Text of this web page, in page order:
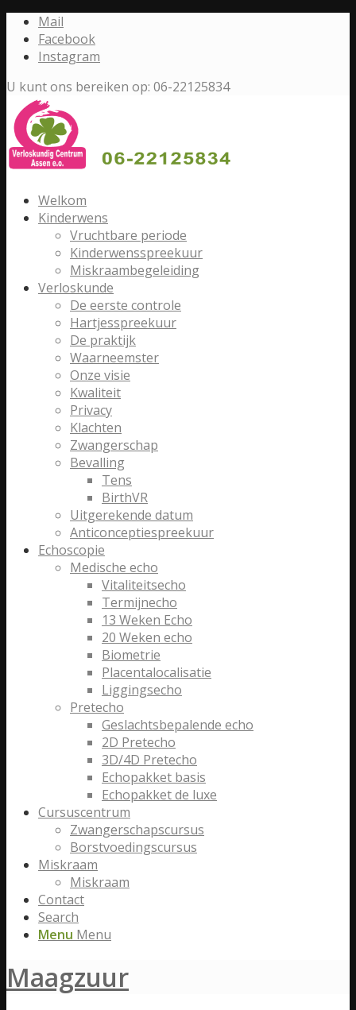
Mail
Facebook
Instagram
U kunt ons bereiken op: 06-22125834
Welkom
Kinderwens
Vruchtbare periode
Kinderwensspreekuur
Miskraambegeleiding
Verloskunde
De eerste controle
Hartjesspreekuur
De praktijk
Waarneemster
Onze visie
Kwaliteit
Privacy
Klachten
Zwangerschap
Bevalling
Tens
BirthVR
Uitgerekende datum
Anticonceptiespreekuur
Echoscopie
Medische echo
Vitaliteitsecho
Termijnecho
13 Weken Echo
20 Weken echo
Biometrie
Placentalocalisatie
Liggingsecho
Pretecho
Geslachtsbepalende echo
2D Pretecho
3D/4D Pretecho
Echopakket basis
Echopakket de luxe
Cursuscentrum
Zwangerschapscursus
Borstvoedingscursus
Miskraam
Miskraam
Contact
Search
Menu Menu
Maagzuur